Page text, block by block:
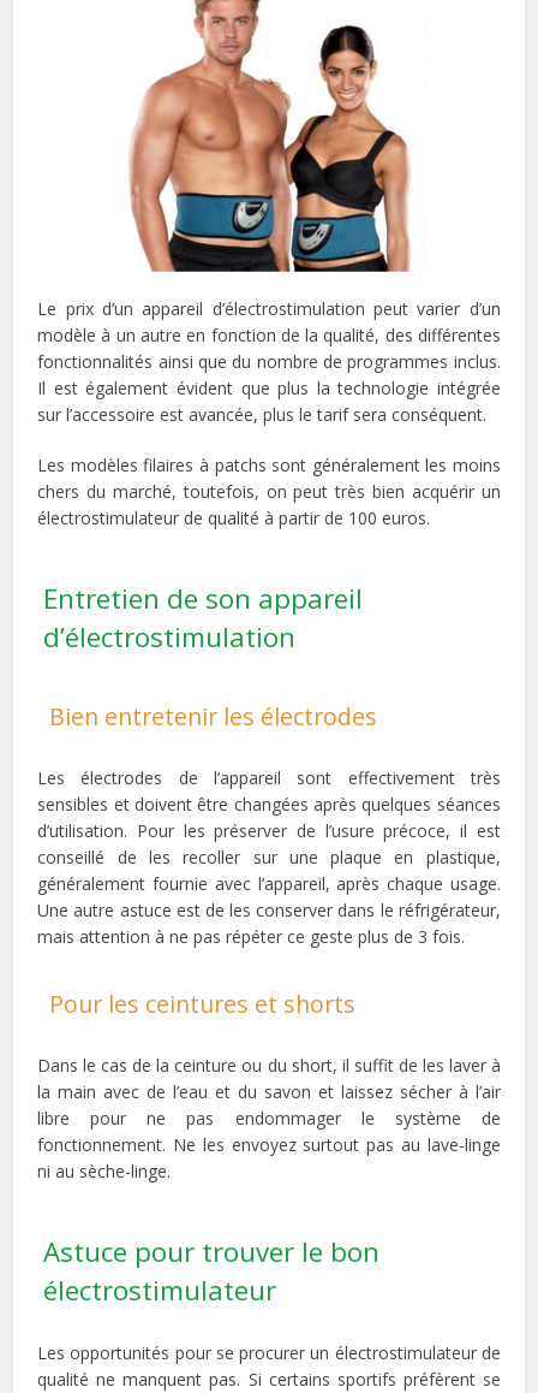
Le prix d’un appareil d’électrostimulation peut varier d’un
modèle à un autre en fonction de la qualité, des différentes
fonctionnalités ainsi que du nombre de programmes inclus.
Il est également évident que plus la technologie intégrée
sur l’accessoire est avancée, plus le tarif sera conséquent.
Les modèles filaires à patchs sont généralement les moins
chers du marché, toutefois, on peut très bien acquérir un
électrostimulateur de qualité à partir de 100 euros.
Entretien de son appareil
d’électrostimulation
Bien entretenir les électrodes
Les électrodes de l’appareil sont effectivement très
sensibles et doivent être changées après quelques séances
d’utilisation. Pour les préserver de l’usure précoce, il est
conseillé de les recoller sur une plaque en plastique,
généralement fournie avec l’appareil, après chaque usage.
Une autre astuce est de les conserver dans le réfrigérateur,
mais attention à ne pas répéter ce geste plus de 3 fois.
Pour les ceintures et shorts
Dans le cas de la ceinture ou du short, il suffit de les laver à
la main avec de l’eau et du savon et laissez sécher à l’air
libre pour ne pas endommager le système de
fonctionnement. Ne les envoyez surtout pas au lave-linge
ni au sèche-linge.
Astuce pour trouver le bon
électrostimulateur
Les opportunités pour se procurer un électrostimulateur de
qualité ne manquent pas. Si certains sportifs préfèrent se